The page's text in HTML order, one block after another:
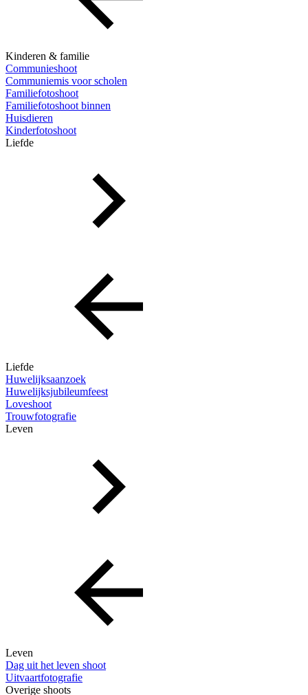
Kinderen & familie
Communieshoot
Communiemis voor scholen
Familiefotoshoot
Familiefotoshoot binnen
Huisdieren
Kinderfotoshoot
Liefde
Liefde
Huwelijksaanzoek
Huwelijksjubileumfeest
Loveshoot
Trouwfotografie
Leven
Leven
Dag uit het leven shoot
Uitvaartfotografie
Overige shoots